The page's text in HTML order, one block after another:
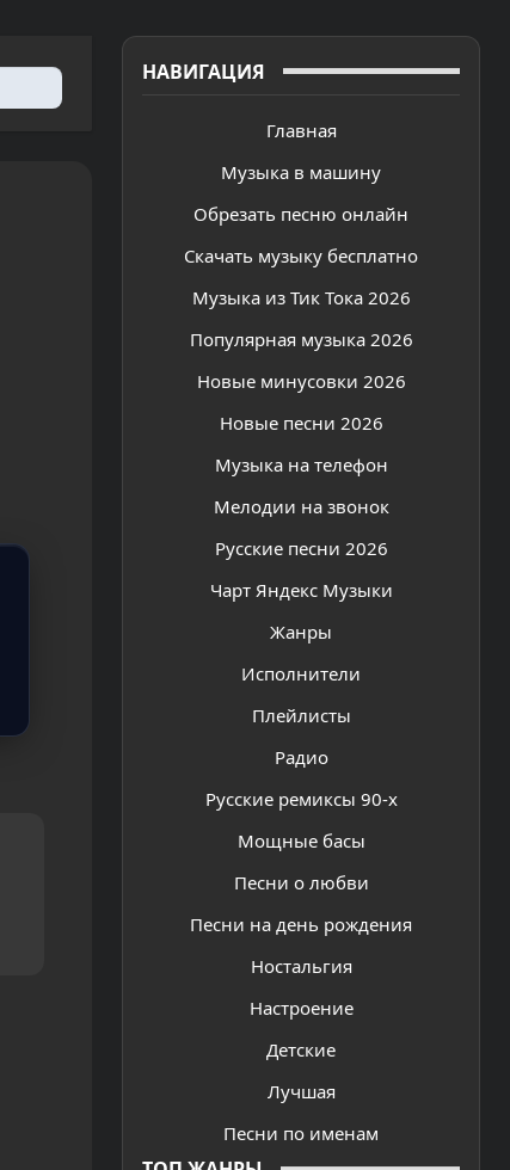
НАВИГАЦИЯ
Главная
Музыка в машину
Обрезать песню онлайн
Скачать музыку бесплатно
Музыка из Тик Тока 2026
Популярная музыка 2026
Новые минусовки 2026
Новые песни 2026
Музыка на телефон
Мелодии на звонок
Русские песни 2026
Чарт Яндекс Музыки
Жанры
Исполнители
Плейлисты
Радио
Русские ремиксы 90-х
Мощные басы
Песни о любви
Песни на день рождения
Ностальгия
Настроение
Детские
Лучшая
Песни по именам